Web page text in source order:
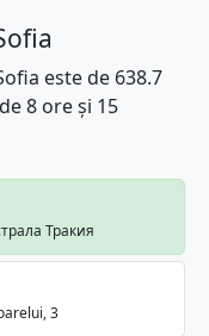
este de 638.7
8 ore și 15
Тракия
3